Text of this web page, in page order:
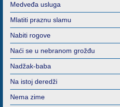
Medveđa usluga
Mlatiti praznu slamu
Nabiti rogove
Naći se u nebranom grožđu
Nadžak-baba
Na istoj deredži
Nema zime